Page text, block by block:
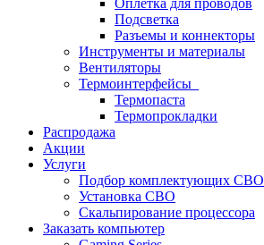
Оплетка для проводов
Подсветка
Разъемы и коннекторы
Инструменты и материалы
Вентиляторы
Термоинтерфейсы
Термопаста
Термопрокладки
Распродажа
Акции
Услуги
Подбор комплектующих СВО
Установка СВО
Скальпирование процессора
Заказать компьютер